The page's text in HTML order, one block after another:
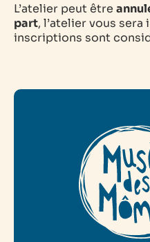
L’atelier peut être
part, l’atelier vous
inscriptions sont